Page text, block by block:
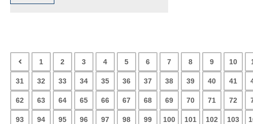
1 2 3 4 5 6 7 8 9 10
31 32 33 34 35 36 37 38 39 40 41
62 63 64 65 66 67 68 69 70 71 72
93 94 95 96 97 98 99 100 101 102 103